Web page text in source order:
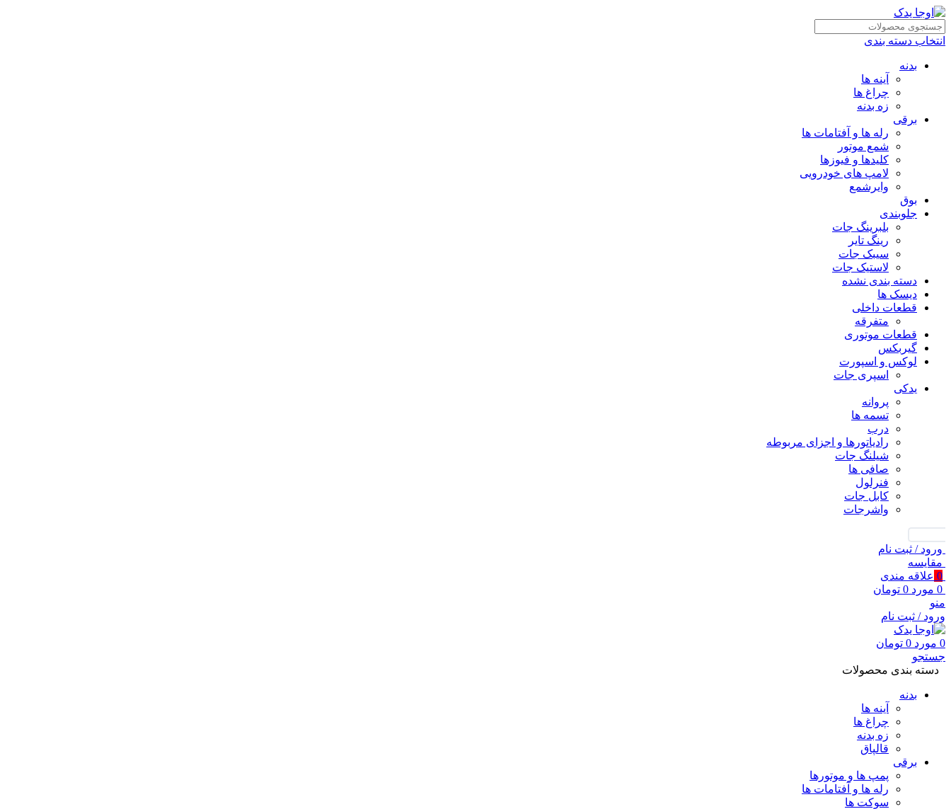
انتخاب دسته بندی
بدنه
آینه ها
چراغ ها
زه بدنه
برقی
رله ها و آفتامات ها
شمع موتور
کلیدها و فیوزها
لامپ های خودرویی
وایرشمع
بوق
جلوبندی
بلبرینگ جات
رینگ تایر
سیبک جات
لاستیک جات
دسته بندی نشده
دیسک ها
قطعات داخلی
متفرقه
قطعات موتوری
گیربکس
لوکس و اسپورت
اسپری جات
یدکی
پروانه
تسمه ها
درب
رادیاتورها و اجزای مربوطه
شیلنگ جات
صافی ها
فنرلول
کابل جات
واشرجات
ورود / ثبت نام
مقايسه
0 علاقه مندی
0 مورد 0 تومان
منو
ورود / ثبت نام
0 مورد 0 تومان
جستجو
دسته بندی محصولات
بدنه
آینه ها
چراغ ها
زه بدنه
قالپاق
برقی
پمپ ها و موتورها
رله ها و آفتامات ها
سوکت ها